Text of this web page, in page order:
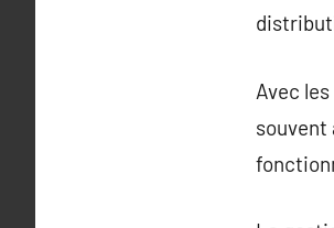
Avec
souvent